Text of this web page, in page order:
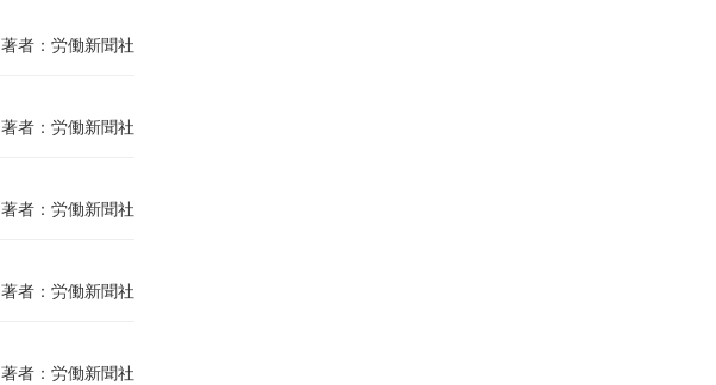
著者：労働新聞社
著者：労働新聞社
著者：労働新聞社
著者：労働新聞社
著者：労働新聞社